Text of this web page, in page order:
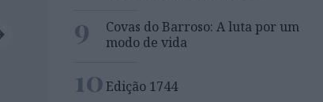
9
Covas do Barroso: A luta por um
modo de vida
10Edição 1744